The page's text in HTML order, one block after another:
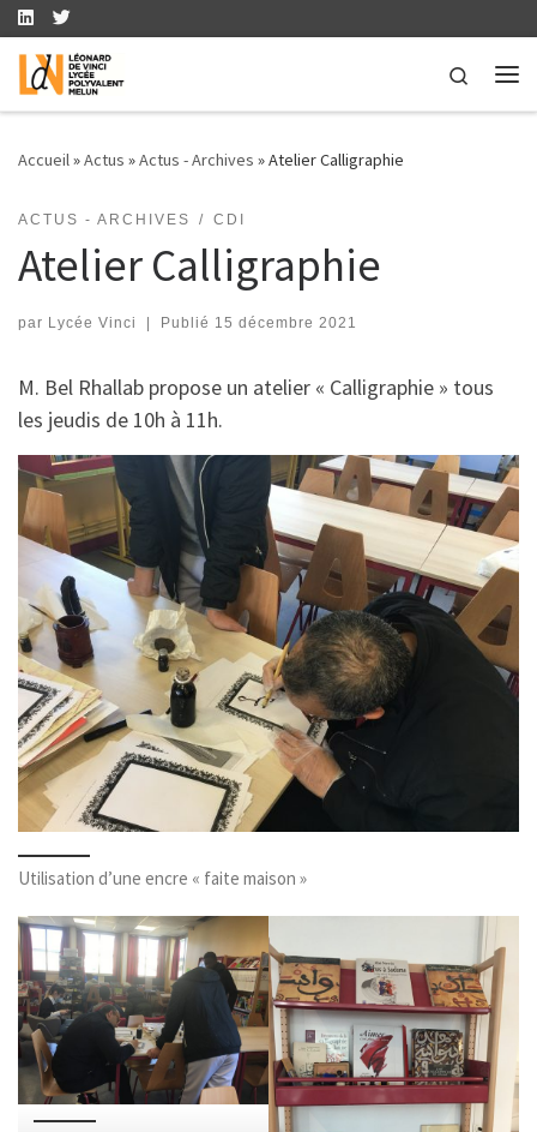
Skip to content
Search
Accueil»Actus »Actus - Archives »Atelier Calligraphie
ACTUS - ARCHIVES CDI
Atelier Calligraphie
par Lycée Vinci | Publié 15 décembre 2021
M. Bel Rhallab propose un atelier « Calligraphie » tous
les jeudis de 10h à 11h.
Utilisation d’une encre « faite maison »